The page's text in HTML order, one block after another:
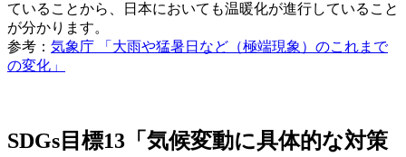
ていることから、日本においても温暖化が進行していること
が分かります。
参考： 気象庁 「大雨や猛暑日など（極端現象）のこれまで
の変化」
SDGs目標13「気候変動に具体的な対策